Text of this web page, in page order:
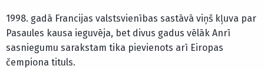
1998. gadā Francijas valstsvienības sastāvā viņš kļuva par
Pasaules kausa ieguvēja, bet divus gadus vēlāk Anrī
sasniegumu sarakstam tika pievienots arī Eiropas
čempiona tituls.